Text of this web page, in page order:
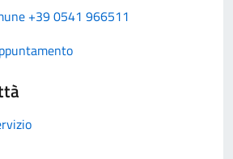
+39 0541 966511